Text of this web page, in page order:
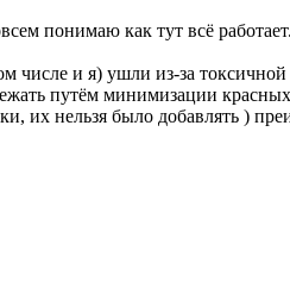
понимаю как тут всё
числе и я) ушли из-за
путём минимизации
их нельзя было добавлять )